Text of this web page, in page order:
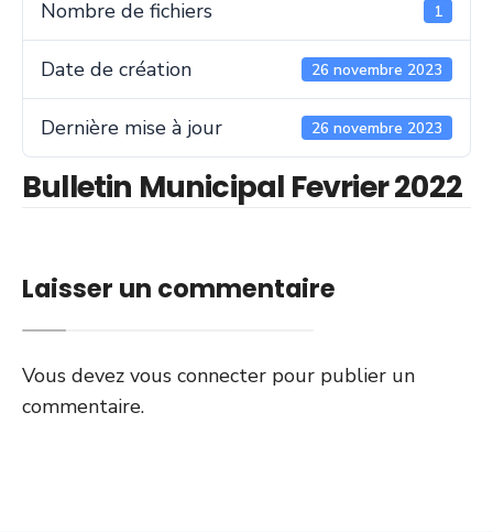
Nombre de fichiers 1
Date de création 26 novembre 2023
Dernière mise à jour 26 novembre 2023
Bulletin Municipal Fevrier 2022
Laisser un commentaire
Vous devez vous connecter pour publier un
commentaire.